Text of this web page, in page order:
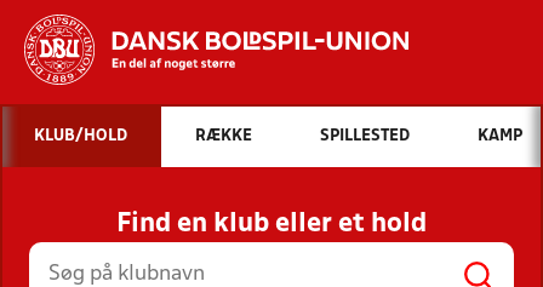
Hvad vil du søge efter?
INDHOLD OG NYHEDER
STILLINGER, RESULTATER, KLUBBER OG
HOLD
KLUB/HOLD RÆKKE SPILLESTED KAMP
Find en klub eller et hold